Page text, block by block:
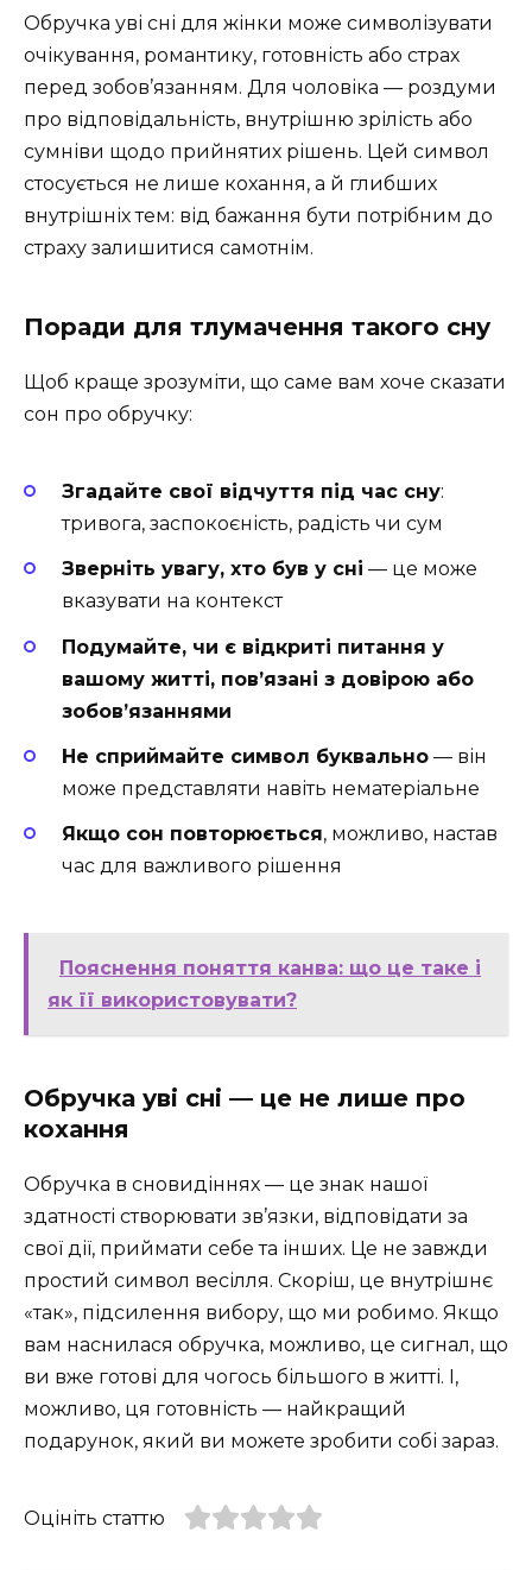
Обручка уві сні для жінки може символізувати
очікування, романтику, готовність або страх
перед зобов’язанням. Для чоловіка — роздуми
про відповідальність, внутрішню зрілість або
сумніви щодо прийнятих рішень. Цей символ
стосується не лише кохання, а й глибших
внутрішніх тем: від бажання бути потрібним до
страху залишитися самотнім.
Поради для тлумачення такого сну
Щоб краще зрозуміти, що саме вам хоче сказати
сон про обручку:
Згадайте свої відчуття під час сну:
тривога, заспокоєність, радість чи сум
Зверніть увагу, хто був у сні — це може
вказувати на контекст
Подумайте, чи є відкриті питання у
вашому житті, пов’язані з довірою або
зобов’язаннями
Не сприймайте символ буквально — він
може представляти навіть нематеріальне
Якщо сон повторюється, можливо, настав
час для важливого рішення
Пояснення поняття канва: що це таке і
як її використовувати?
Обручка уві сні — це не лише про
кохання
Обручка в сновидіннях — це знак нашої
здатності створювати зв’язки, відповідати за
свої дії, приймати себе та інших. Це не завжди
простий символ весілля. Скоріш, це внутрішнє
«так», підсилення вибору, що ми робимо. Якщо
вам наснилася обручка, можливо, це сигнал, що
ви вже готові для чогось більшого в житті. І,
можливо, ця готовність — найкращий
подарунок, який ви можете зробити собі зараз.
Оцініть статтю